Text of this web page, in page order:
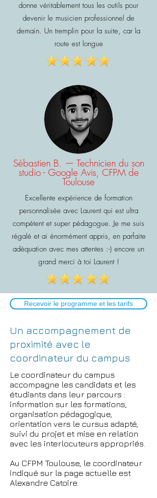
donne véritablement tous les outils pour
devenir le musicien professionnel de
demain. Un tremplin pour la suite, car la
route est longue
Sébastien B. — Technicien du son
studio - Google Avis, CFPM de
Toulouse
Excellente expérience de formation
personnalisée avec Laurent qui est ultra
compétent et super pédagogue. Je me suis
régalé et ai énormément appris, en parfaite
adéquation avec mes attentes :-) encore un
grand merci à toi Laurent !
Recevoir le programme et les tarifs
Un accompagnement de
proximité avec le
coordinateur du campus
Le coordinateur du campus
accompagne les candidats et les
étudiants dans leur parcours :
information sur les formations,
organisation pédagogique,
orientation vers le cursus adapté,
suivi du projet et mise en relation
avec les interlocuteurs appropriés.
Au CFPM Toulouse, le coordinateur
indiqué sur la page actuelle est
Alexandre Catoire.